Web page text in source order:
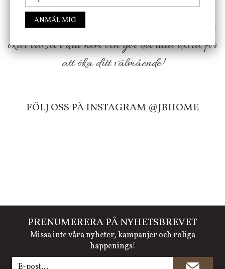
inspiration från naturen och dess färgpalett
erbjuder vi omsorgsfullt utvalda produkter som
ökar trivsel i ditt hem och ger det lilla extra för
att öka ditt välmående!
FÖLJ OSS PÅ INSTAGRAM @JBHOME
PRENUMERERA PÅ NYHETSBREVET
Missa inte våra nyheter, kampanjer och roliga
happenings!
ANMÄL MIG